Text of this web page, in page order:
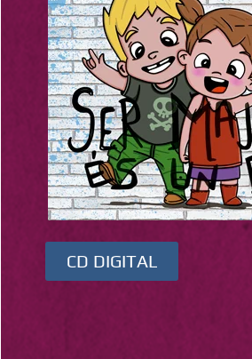
CD DIGITAL